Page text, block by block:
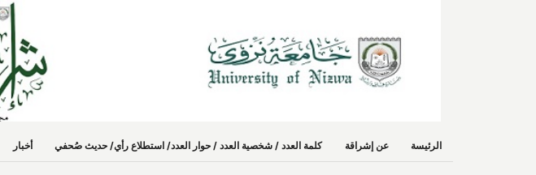
الرئيسة عن إشراقة كلمة العدد / شخصية العدد / حوار العدد/ استطلاع رأي/ حديث صُحفي أخبار